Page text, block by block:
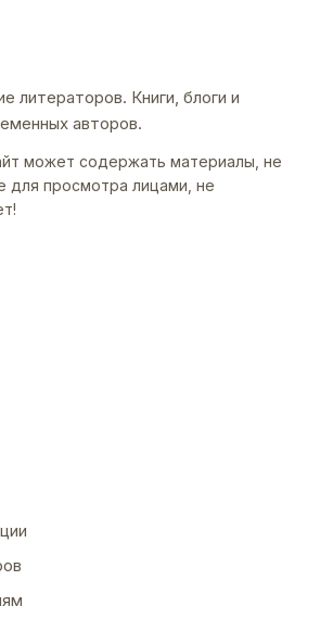
литераторов. Книги, блоги и
авторов.
может содержать материалы, не
для просмотра лицами, не